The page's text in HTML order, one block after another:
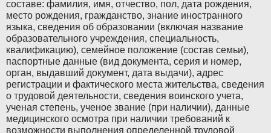
составе: фамилия, имя, отчество, пол, дата рождения,
место рождения, гражданство, знание иностранного
языка, сведения об образовании (включая название
образовательного учреждения, специальность,
квалификацию), семейное положение (состав семьи),
паспортные данные (вид документа, серия и номер,
орган, выдавший документ, дата выдачи), адрес
регистрации и фактического места жительства, сведения
о трудовой деятельности, сведения воинского учета,
ученая степень, ученое звание (при наличии), данные
медицинского осмотра при наличии требований к
возможности выполнения определенной трудовой
Kia
Lancia
Land Rover
Lexus
Mazda
Kia
Lancia
Land Rover
Lexus
Mazda